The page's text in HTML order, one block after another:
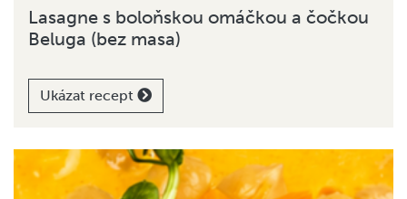
Lasagne s boloňskou omáčkou a čočkou
Beluga (bez masa)
Ukázat recept